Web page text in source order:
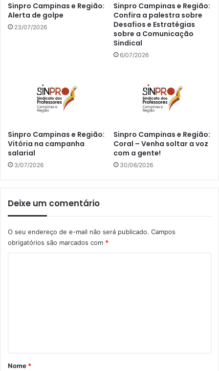
Sinpro Campinas e Região:
Alerta de golpe
23/07/2026
Sinpro Campinas e Região:
Confira a palestra sobre
Desafios e Estratégias
sobre a Comunicação
Sindical
6/07/2026
Sinpro Campinas e Região:
Vitória na campanha
salarial
3/07/2026
Sinpro Campinas e Região:
Coral – Venha soltar a voz
com a gente!
30/06/2026
Deixe um comentário
O seu endereço de e-mail não será publicado. Campos
obrigatórios são marcados com *
rNome *